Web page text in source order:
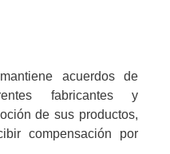
acuerdos de
fabricantes y
de sus productos,
compensación por